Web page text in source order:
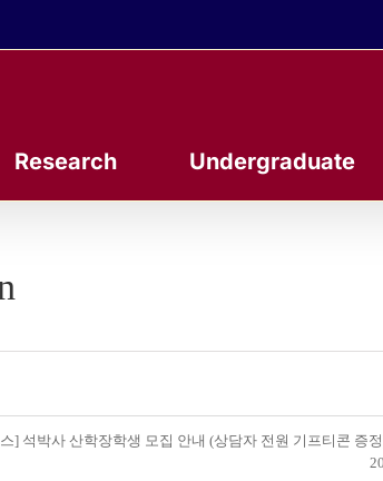
Research Undergraduate
] 석박사 산학장학생 모집 안내 (상담자 전원 기프티콘 증